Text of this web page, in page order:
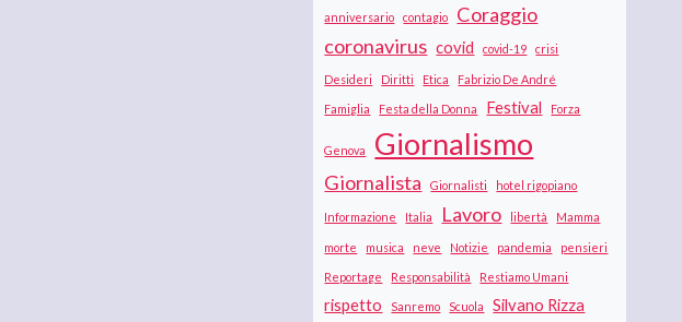
anniversario contagio
Coraggio
coronavirus covid covid-19 crisi
Desideri Diritti Etica Fabrizio De André
Famiglia Festa della Donna Festival Forza
Genova Giornalismo
Giornalista Giornalisti hotel rigopiano
Informazione Italia Lavoro libertà Mamma
morte musica neve Notizie pandemia pensieri
Reportage Responsabilità Restiamo Umani
rispetto Sanremo Scuola Silvano Rizza